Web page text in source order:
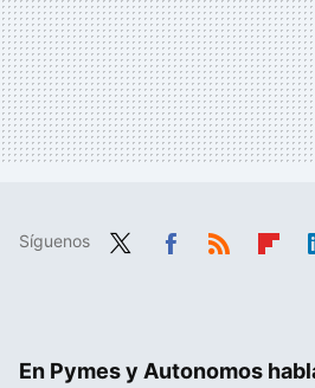
Síguenos
En Pymes y Autonomos